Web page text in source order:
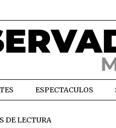
ESPECTACULOS
DE LECTURA